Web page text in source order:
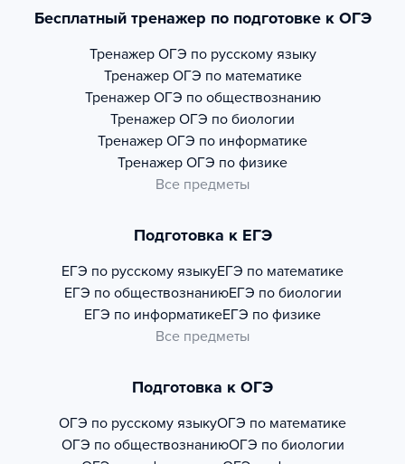
Бесплатный тренажер по подготовке к ОГЭ
Тренажер ОГЭ по русскому языку
Тренажер ОГЭ по математике
Тренажер ОГЭ по обществознанию
Тренажер ОГЭ по биологии
Тренажер ОГЭ по информатике
Тренажер ОГЭ по физике
Все предметы
Подготовка к ЕГЭ
ЕГЭ по русскому языкуЕГЭ по математике
ЕГЭ по обществознаниюЕГЭ по биологии
ЕГЭ по информатикеЕГЭ по физике
Все предметы
Подготовка к ОГЭ
ОГЭ по русскому языкуОГЭ по математике
ОГЭ по обществознаниюОГЭ по биологии